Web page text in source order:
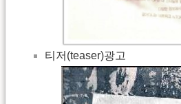
티저(teaser)광고